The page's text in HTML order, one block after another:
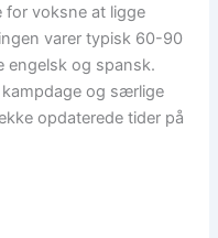
for voksne at ligge
varer typisk 60-90
engelsk og spansk.
og særlige
opdaterede tider på